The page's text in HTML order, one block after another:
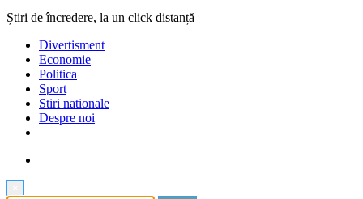
Știri de încredere, la un click distanță
Divertisment
Economie
Politica
Sport
Stiri nationale
Despre noi